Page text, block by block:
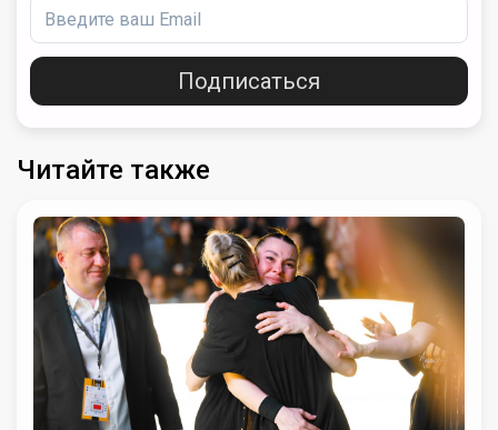
Подписаться
Читайте также